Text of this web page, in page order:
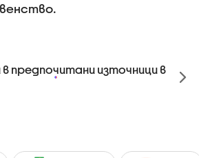
в предпочитани източници в